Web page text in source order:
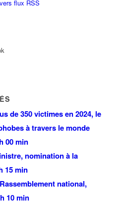
flux RSS
de 350 victimes en 2024, le
à travers le monde
00 min
nomination à la
15 min
national,
10 min